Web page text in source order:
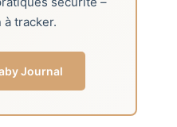
tracker.
Journal